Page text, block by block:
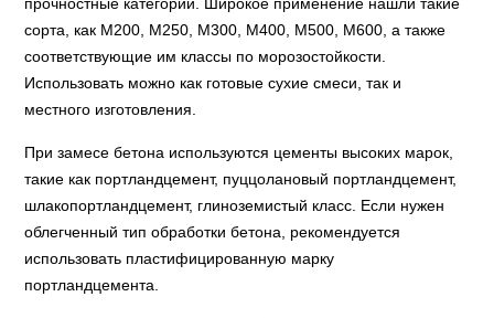
сорта, как М200, М250, М300, М400, М500, М600, а также
соответствующие им классы по морозостойкости.
Использовать можно как готовые сухие смеси, так и
местного изготовления.
При замесе бетона используются цементы высоких марок,
такие как портландцемент, пуццолановый портландцемент,
шлакопортландцемент, глиноземистый класс. Если нужен
облегченный тип обработки бетона, рекомендуется
использовать пластифицированную марку
портландцемента.